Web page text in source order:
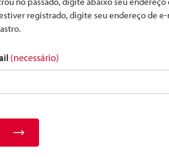
registrado, digite seu endereço de
(necessário)